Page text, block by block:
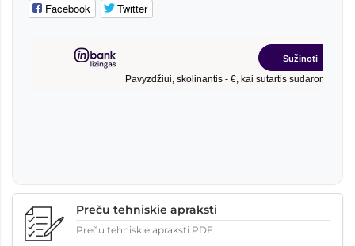
Facebook Twitter
Preču tehniskie apraksti
Preču tehniskie apraksti PDF